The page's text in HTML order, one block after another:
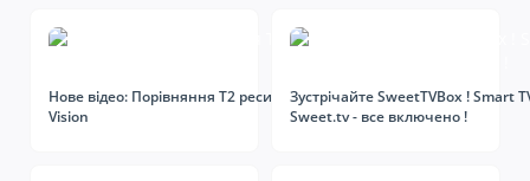
Нове відео: Порівняння T2 ресиверів World
Vision
Зустрічайте SweetTVBox ! Smart
Sweet.tv - вcе включено !